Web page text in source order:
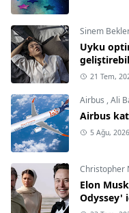
Sinem
Uyku
21 Tem,
Airbus ,Ali
Airbus
5 Ağu, 2026
Christopher
Elon
Odyssey'